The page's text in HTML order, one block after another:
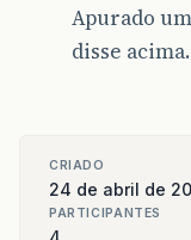
Apurado
disse acima.
CRIADO
24 de abril de
PARTICIPANTES